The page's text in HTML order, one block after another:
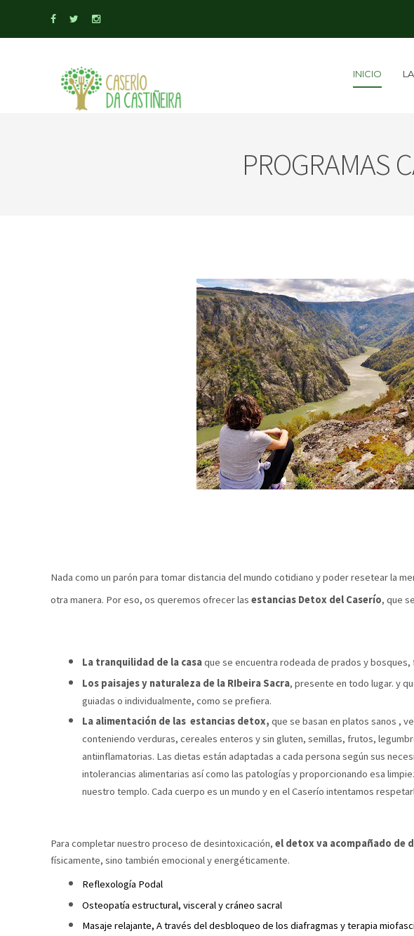
INICIO
PROGRAMAS
Nada como un parón para tomar distancia del mundo cotidiano y poder resetear la
otra manera. Por eso, os queremos ofrecer las estancias Detox del Caserío, que
La tranquilidad de la casaque se encuentra rodeada de prados y
Los paisajes y naturaleza de la RIbeira Sacra, presente en todo lugar. y
guiadas o individualmente, como se prefiera.
La alimentación de las estancias detox, que se basan en platos sanos ,
conteniendo verduras, cereales enteros y sin gluten, semillas, frutos,
antiinflamatorias. Las dietas están adaptadas a cada persona según sus
intolerancias alimentarias así como las patologías y proporcionando esa
nuestro templo. Cada cuerpo es un mundo y en el Caserío intentamos
Para completar nuestro proceso de desintoxicación, el detox va acompañado de
físicamente, sino también emocional y energéticamente.
Reflexología Podal
Osteopatía estructural, visceral y cráneo sacral
Masaje relajante, A través del desbloqueo de los diafragmas y terapia